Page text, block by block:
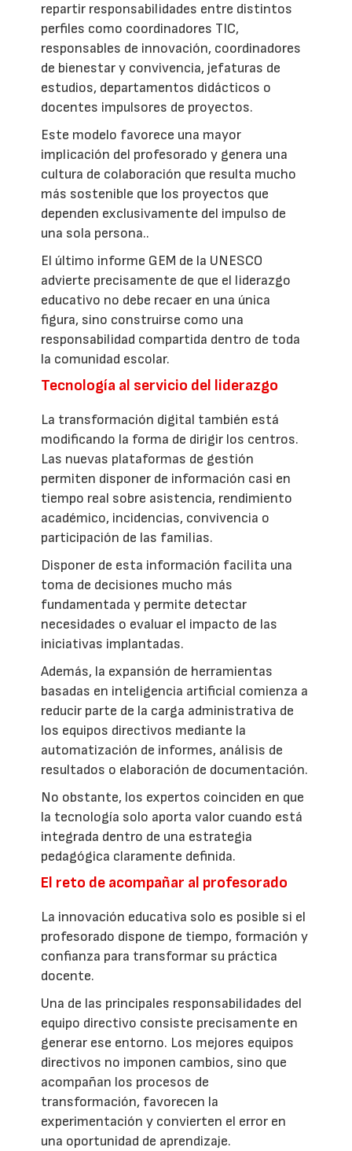
repartir responsabilidades entre distintos
perfiles como coordinadores TIC,
responsables de innovación, coordinadores
de bienestar y convivencia, jefaturas de
estudios, departamentos didácticos o
docentes impulsores de proyectos.
Este modelo favorece una mayor
implicación del profesorado y genera una
cultura de colaboración que resulta mucho
más sostenible que los proyectos que
dependen exclusivamente del impulso de
una sola persona..
El último informe GEM de la UNESCO
advierte precisamente de que el liderazgo
educativo no debe recaer en una única
figura, sino construirse como una
responsabilidad compartida dentro de toda
la comunidad escolar.
Tecnología al servicio del liderazgo
La transformación digital también está
modificando la forma de dirigir los centros.
Las nuevas plataformas de gestión
permiten disponer de información casi en
tiempo real sobre asistencia, rendimiento
académico, incidencias, convivencia o
participación de las familias.
Disponer de esta información facilita una
toma de decisiones mucho más
fundamentada y permite detectar
necesidades o evaluar el impacto de las
iniciativas implantadas.
Además, la expansión de herramientas
basadas en inteligencia artificial comienza a
reducir parte de la carga administrativa de
los equipos directivos mediante la
automatización de informes, análisis de
resultados o elaboración de documentación.
No obstante, los expertos coinciden en que
la tecnología solo aporta valor cuando está
integrada dentro de una estrategia
pedagógica claramente definida.
El reto de acompañar al profesorado
La innovación educativa solo es posible si el
profesorado dispone de tiempo, formación y
confianza para transformar su práctica
docente.
Una de las principales responsabilidades del
equipo directivo consiste precisamente en
generar ese entorno. Los mejores equipos
directivos no imponen cambios, sino que
acompañan los procesos de
transformación, favorecen la
experimentación y convierten el error en
una oportunidad de aprendizaje.